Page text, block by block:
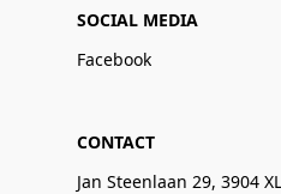
SOCIAL MEDIA
Facebook
CONTACT
Jan Steenlaan 29, 3904